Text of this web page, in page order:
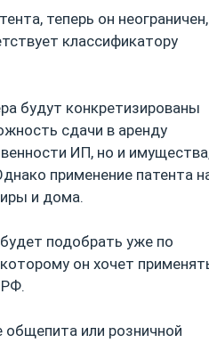
теперь он неограничен,
классификатору
будут конкретизированы
сдачи в аренду
ИП, но и
применение патента
и дома.
подобрать уже по
он хочет
или розничной